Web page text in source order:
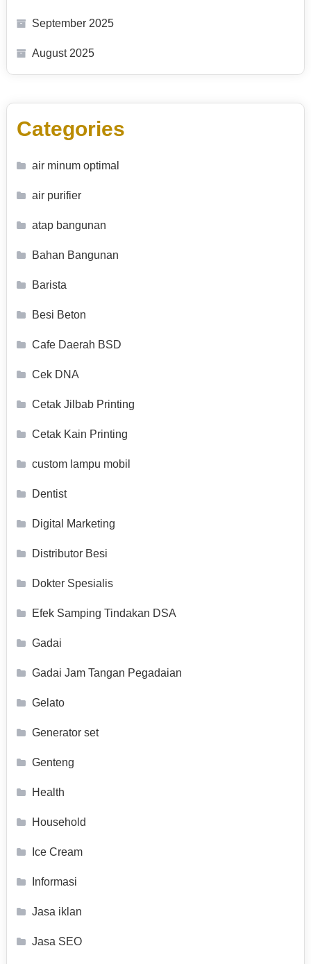
September 2025
August 2025
Categories
air minum optimal
air purifier
atap bangunan
Bahan Bangunan
Barista
Besi Beton
Cafe Daerah BSD
Cek DNA
Cetak Jilbab Printing
Cetak Kain Printing
custom lampu mobil
Dentist
Digital Marketing
Distributor Besi
Dokter Spesialis
Efek Samping Tindakan DSA
Gadai
Gadai Jam Tangan Pegadaian
Gelato
Generator set
Genteng
Health
Household
Ice Cream
Informasi
Jasa iklan
Jasa SEO